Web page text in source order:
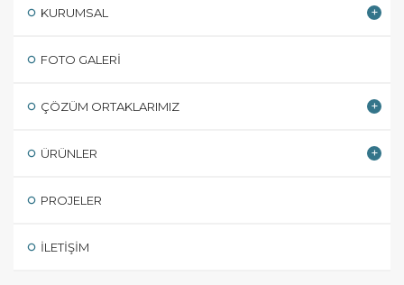
KURUMSAL
FOTO GALERI
ÇÖZÜM ORTAKLARIMIZ
ÜRÜNLER
PROJELER
İLETIŞIM